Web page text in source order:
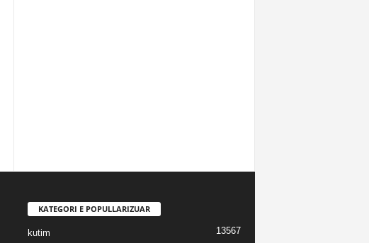
KATEGORI E POPULLARIZUAR
kutim 13567